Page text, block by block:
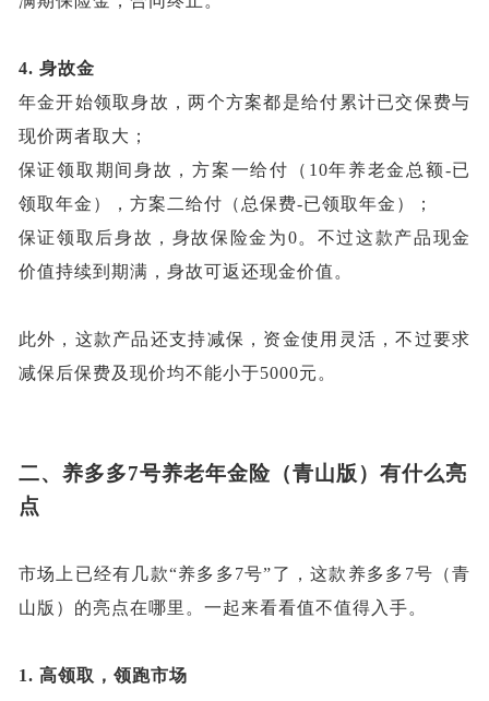
4. 身故金
年金开始领取身故，两个方案都是给付累计已交保费与
现价两者取大；
保证领取期间身故，方案一给付（ 10年养老金总额-已
领取年金），方案二给付（总保费-已领取年金）；
保证领取后身故，身故保险金为0。不过这款产品现金
价值持续到期满，身故可返还现金价值。
此外，这款产品还支持减保，资金使用灵活，不过要求
减保后保费及现价均不能小于5000元。
二、 养多多7号养老年金险（青山版） 有什么亮
点
市场上已经有几款“养多多7号”了，这款养多多7号（青
山版）的亮点在哪里。一起来看看值不值得入手。
1. 高领取，领跑市场